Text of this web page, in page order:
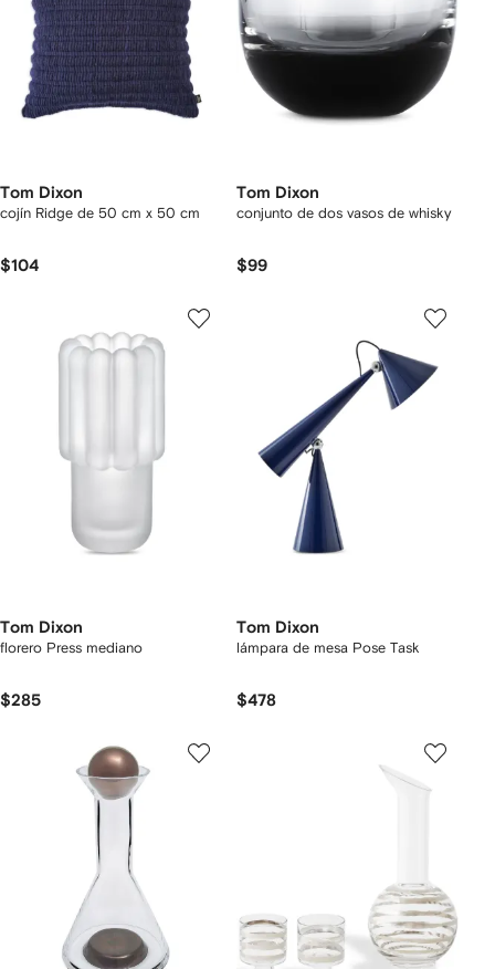
Tom Dixon
cojín Ridge de 50 cm x 50 cm
$104
Tom Dixon
conjunto de dos vasos de whisky
$99
Tom Dixon
florero Press mediano
$285
Tom Dixon
lámpara de mesa Pose Task
$478